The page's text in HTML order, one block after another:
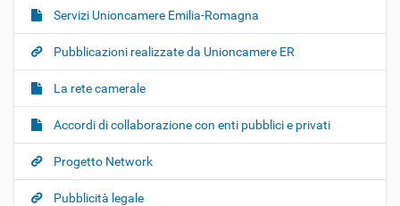
Servizi Unioncamere Emilia-Romagna
Pubblicazioni realizzate da Unioncamere ER
La rete camerale
Accordi di collaborazione con enti pubblici e privati
Progetto Network
Pubblicità legale